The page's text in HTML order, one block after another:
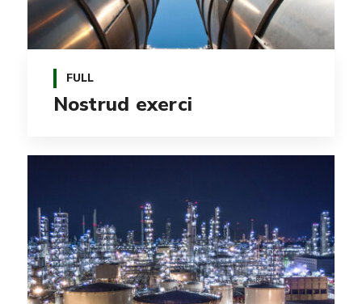
FULL
Nostrud exerci